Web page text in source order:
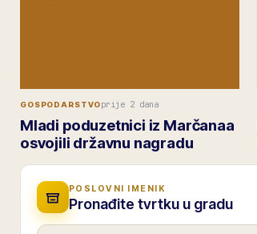
GOSPODARSTVOprije 2 dana
Mladi poduzetnici iz Marčanaa
osvojili državnu nagradu
POSLOVNI IMENIK
Pronađite tvrtku u gradu